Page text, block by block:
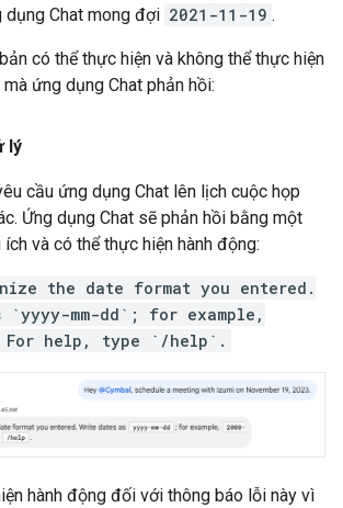
dụng Chat mong đợi 2021-11-19 .
có thể thực hiện và không thể thực hiện
ứng dụng Chat phản hồi:
lý
cầu ứng dụng Chat lên lịch cuộc họp
Ứng dụng Chat sẽ phản hồi bằng một
và có thể thực hiện hành động:
the date format you entered.
`yyyy-mm-dd`; for example,
For help, type `/help`.
hành động đối với thông báo lỗi này vì